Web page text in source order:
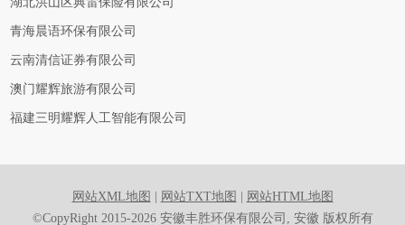
青海晨语环保有限公司
云南清信证券有限公司
澳门耀辉旅游有限公司
福建三明耀辉人工智能有限公司
网站XML地图 网站TXT地图
网站HTML地图
©CopyRight 2015-2026 安徽丰胜环保有限公司, 安徽 版权所有